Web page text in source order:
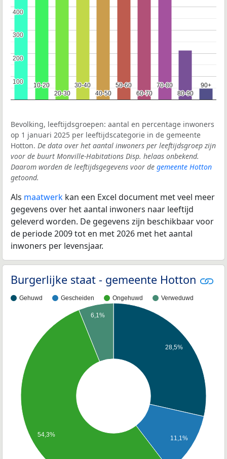
10-20
10-20
20-30
20-30
30-40
30-40
40-50
40-50
50-60
50-60
60-70
60-70
70-80
70-80
80-90
80-90
90+
90+
100
100
200
200
300
300
400
400
Bevolking, leeftijdsgroepen: aantal en percentage inwoners
op 1 januari 2025 per leeftijdscategorie in de gemeente
Hotton. De data over het aantal inwoners per leeftijdsgroep zijn
voor de buurt Monville-Habitations Disp. helaas onbekend.
Daarom worden de leeftijdsgegevens voor de gemeente Hotton
getoond.
Als maatwerk kan een Excel document met veel meer
gegevens over het aantal inwoners naar leeftijd
geleverd worden. De gegevens zijn beschikbaar voor
de periode 2009 tot en met 2026 met het aantal
inwoners per levensjaar.
Burgerlijke staat - gemeente Hotton
Gehuwd Gescheiden Ongehuwd Verweduwd
28,5%
11,1%
6,1%
54,3%